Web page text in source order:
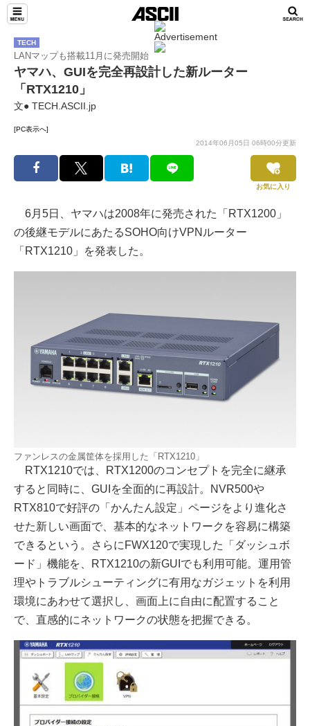
TECH
LANマップも搭載11月に発売開始
ヤマハ、GUIを完全再設計した新ルーター
「RTX1210」
文● TECH.ASCII.jp
[PC表示へ]
2014年06月05日 06時00分更新
お気に入り
6月5日、ヤマハは2008年に発売された「RTX1200」
の後継モデルにあたるSOHO向けVPNルーター
「RTX1210」を発表した。
ファンレスの金属筐体を採用した「RTX1210」
RTX1210では、RTX1200のコンセプトを完全に継承
すると同時に、GUIを全面的に再設計。NVR500や
RTX810で好評の「かんたん設定」ページをより進化さ
せた新しい画面で、基本的なネットワークを容易に構築
できるという。さらにFWX120で実現した「ダッシュボ
ード」機能を、RTX1210の新GUIでも利用可能。運用管
理やトラブルシューティングに有用なガジェットを利用
環境にあわせて選択し、画面上に自由に配置すること
で、直感的にネットワークの状態を把握できる。